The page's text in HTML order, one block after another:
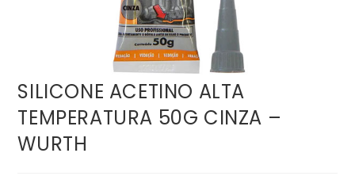
SILICONE ACETINO ALTA
TEMPERATURA 50G CINZA –
WURTH